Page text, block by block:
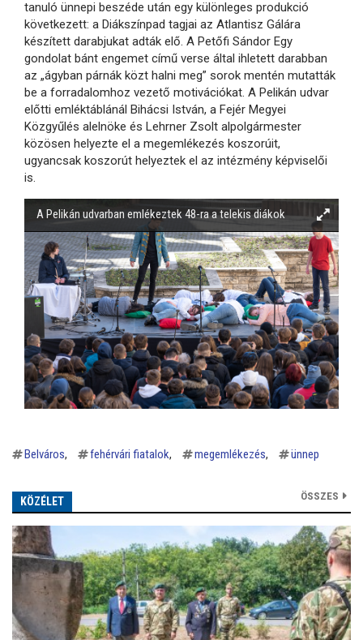
tanuló ünnepi beszéde után egy különleges produkció
következett: a Diákszínpad tagjai az Atlantisz Gálára
készített darabjukat adták elő. A Petőfi Sándor Egy
gondolat bánt engemet című verse által ihletett darabban
az „ágyban párnák közt halni meg” sorok mentén mutatták
be a forradalomhoz vezető motivációkat. A Pelikán udvar
előtti emléktáblánál Bihácsi István, a Fejér Megyei
Közgyűlés alelnöke és Lehrner Zsolt alpolgármester
közösen helyezte el a megemlékezés koszorúit,
ugyancsak koszorút helyeztek el az intézmény képviselői
is.
A Pelikán udvarban emlékeztek 48-ra a telekis diákok
Belváros fehérvári fiatalok megemlékezés ünnep
KÖZÉLET ÖSSZES